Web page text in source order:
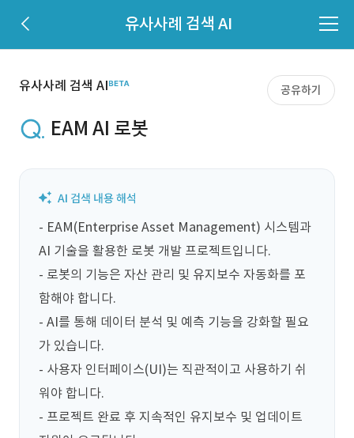
유사사례 검색 AI
유사사례 검색 AI 공유하기
EAM AI 로봇
- EAM(Enterprise Asset Management) 시스템과
AI 기술을 활용한 로봇 개발 프로젝트입니다.
- 로봇의 기능은 자산 관리 및 유지보수 자동화를 포
함해야 합니다.
- AI를 통해 데이터 분석 및 예측 기능을 강화할 필요
가 있습니다.
- 사용자 인터페이스(UI)는 직관적이고 사용하기 쉬
워야 합니다.
- 프로젝트 완료 후 지속적인 유지보수 및 업데이트